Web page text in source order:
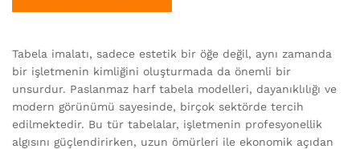
Tabela imalatı, sadece estetik bir öğe değil, aynı zamanda
bir işletmenin kimliğini oluşturmada da önemli bir
unsurdur. Paslanmaz harf tabela modelleri, dayanıklılığı ve
modern görünümü sayesinde, birçok sektörde tercih
edilmektedir. Bu tür tabelalar, işletmenin profesyonellik
algısını güçlendirirken, uzun ömürleri ile ekonomik açıdan